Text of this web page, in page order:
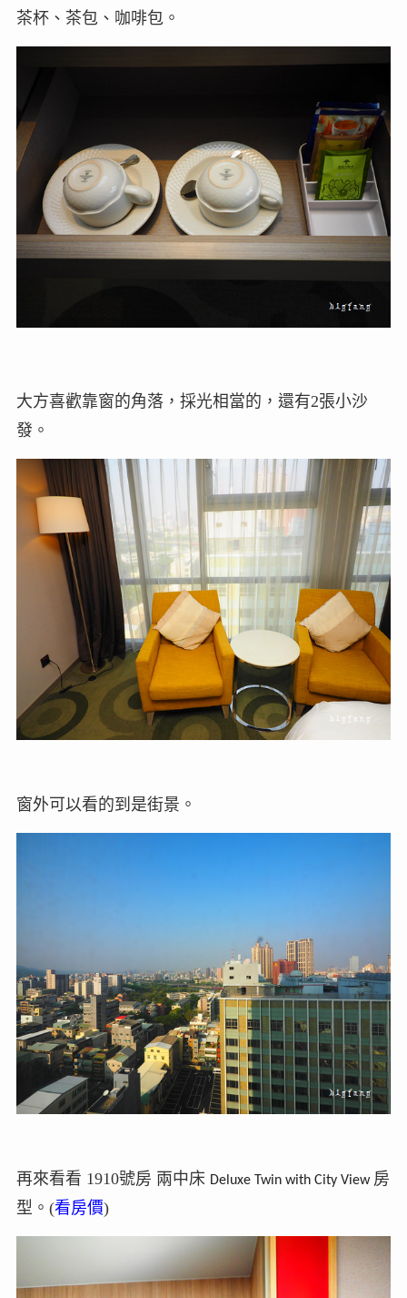
茶杯、茶包、咖啡包。
大方喜歡靠窗的角落，採光相當的，還有2張小沙
發。
窗外可以看的到是街景。
再來看看 1910號房 兩中床 Deluxe Twin with City View 房
型。(看房價)